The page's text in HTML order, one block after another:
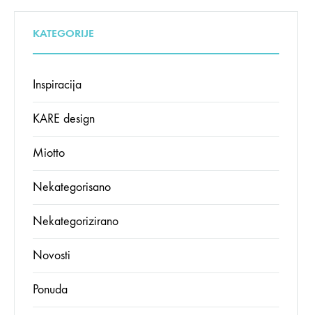
KATEGORIJE
Inspiracija
KARE design
Miotto
Nekategorisano
Nekategorizirano
Novosti
Ponuda